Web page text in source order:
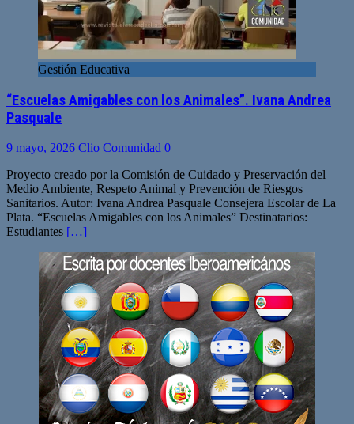
Gestión Educativa
“Escuelas Amigables con los Animales”. Ivana Andrea
Pasquale
9 mayo, 2026 Clio Comunidad 0
Proyecto creado por la Comisión de Cuidado y Preservación del
Medio Ambiente, Respeto Animal y Prevención de Riesgos
Sanitarios. Autor: Ivana Andrea Pasquale Consejera Escolar de La
Plata. “Escuelas Amigables con los Animales” Destinatarios:
Estudiantes […]